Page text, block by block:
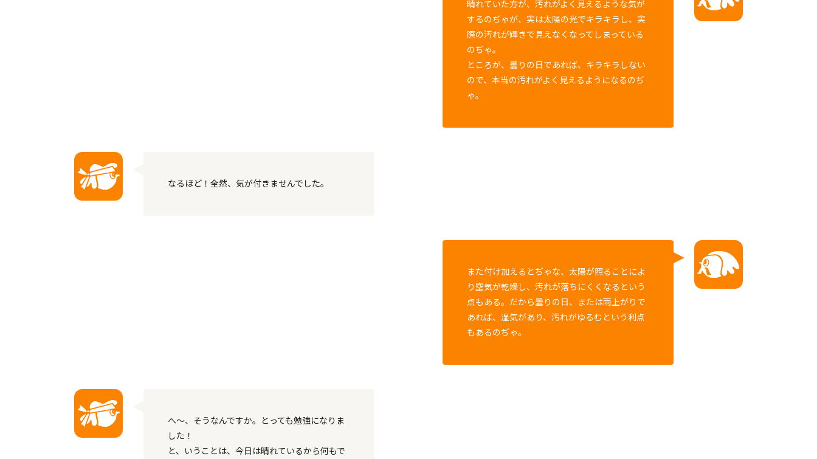
晴れていた方が、汚れがよく見えるような気が
するのぢゃが、実は太陽の光でキラキラし、実
際の汚れが輝きで見えなくなってしまっている
のぢゃ。
ところが、曇りの日であれば、キラキラしない
ので、本当の汚れがよく見えるようになるのぢ
ゃ。
なるほど！全然、気が付きませんでした。
また付け加えるとぢゃな、太陽が照ることによ
り空気が乾燥し、汚れが落ちにくくなるという
点もある。だから曇りの日、または雨上がりで
あれば、湿気があり、汚れがゆるむという利点
もあるのぢゃ。
へ～、そうなんですか。とっても勉強になりま
した！
と、いうことは、今日は晴れているから何もで